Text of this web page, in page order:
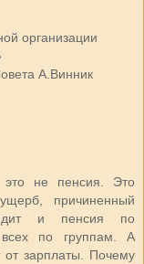
организации
А.Винник
не пенсия. Это
причиненный
и пенсия по
всех по группам. А
от зарплаты. Почему